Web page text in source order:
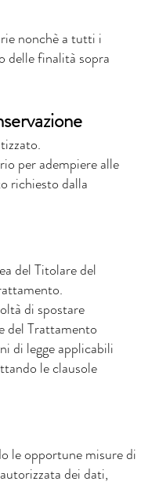
nonchè a tutti i
delle finalità sopra
per adempiere alle
richiesto dalla
del Titolare del
di spostare
del Trattamento
di legge applicabili
le clausole
le opportune misure di
dei dati,